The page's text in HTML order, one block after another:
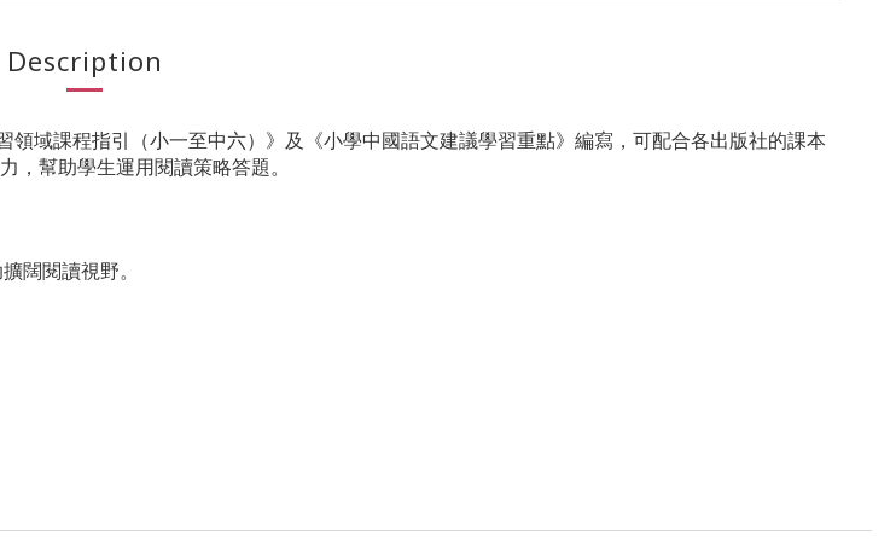
Description
領域課程指引（小一至中六）》及《小學中國語文建議學習重點》編寫，可配合各出版社的課本
，幫助學生運用閱讀策略答題。
闊閱讀視野。